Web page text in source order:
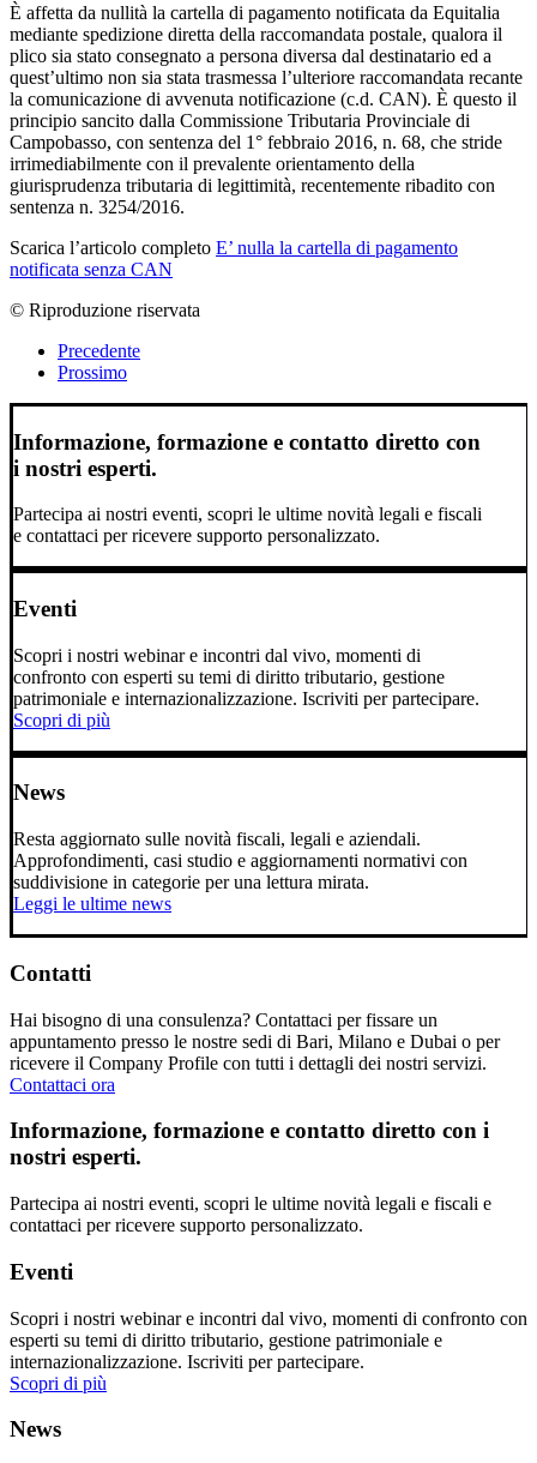
È affetta da nullità la cartella di pagamento notificata da Equitalia
mediante spedizione diretta della raccomandata postale, qualora il
plico sia stato consegnato a persona diversa dal destinatario ed a
quest’ultimo non sia stata trasmessa l’ulteriore raccomandata recante
la comunicazione di avvenuta notificazione (c.d. CAN). È questo il
principio sancito dalla Commissione Tributaria Provinciale di
Campobasso, con sentenza del 1° febbraio 2016, n. 68, che stride
irrimediabilmente con il prevalente orientamento della
giurisprudenza tributaria di legittimità, recentemente ribadito con
sentenza n. 3254/2016.
Scarica l’articolo completo E’ nulla la cartella di pagamento
notificata senza CAN
© Riproduzione riservata
Precedente
Prossimo
Informazione, formazione e contatto diretto con
i nostri esperti.
Partecipa ai nostri eventi, scopri le ultime novità legali e fiscali
e contattaci per ricevere supporto personalizzato.
Eventi
Scopri i nostri webinar e incontri dal vivo, momenti di
confronto con esperti su temi di diritto tributario, gestione
patrimoniale e internazionalizzazione. Iscriviti per partecipare.
Scopri di più
News
Resta aggiornato sulle novità fiscali, legali e aziendali.
Approfondimenti, casi studio e aggiornamenti normativi con
suddivisione in categorie per una lettura mirata.
Leggi le ultime news
Contatti
Hai bisogno di una consulenza? Contattaci per fissare un
appuntamento presso le nostre sedi di Bari, Milano e Dubai o per
ricevere il Company Profile con tutti i dettagli dei nostri servizi.
Contattaci ora
Informazione, formazione e contatto diretto con i
nostri esperti.
Partecipa ai nostri eventi, scopri le ultime novità legali e fiscali e
contattaci per ricevere supporto personalizzato.
Eventi
Scopri i nostri webinar e incontri dal vivo, momenti di confronto con
esperti su temi di diritto tributario, gestione patrimoniale e
internazionalizzazione. Iscriviti per partecipare.
Scopri di più
News